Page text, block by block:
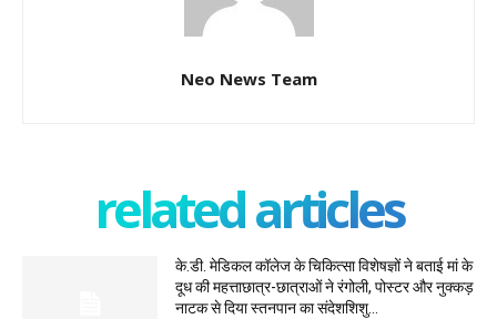
Neo News Team
related articles
के.डी. मेडिकल कॉलेज के चिकित्सा विशेषज्ञों ने बताई मां के
दूध की महत्ताछात्र-छात्राओं ने रंगोली, पोस्टर और नुक्कड़
नाटक से दिया स्तनपान का संदेशशिशु...